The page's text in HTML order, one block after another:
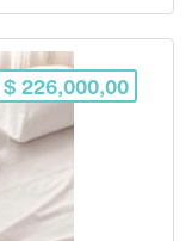
$ 226,000,00